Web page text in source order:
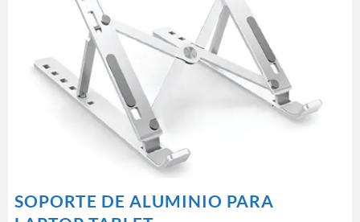
SOPORTE DE ALUMINIO PARA